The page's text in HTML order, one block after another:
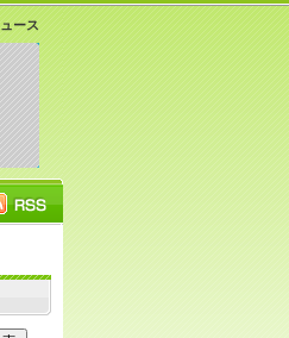
ース